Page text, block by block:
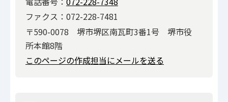
ファクス：072-228-7481
〒590-0078 堺市堺区南瓦町3番1号 堺市役
所本館8階
このページの作成担当にメールを送る